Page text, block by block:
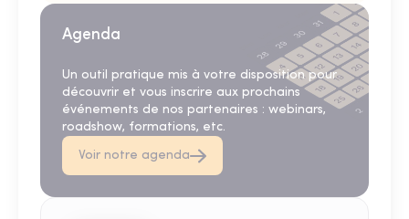
Agenda
Un outil pratique mis à votre disposition pour
découvrir et vous inscrire aux prochains
événements de nos partenaires : webinars,
roadshow, formations, etc.
Voir notre agenda